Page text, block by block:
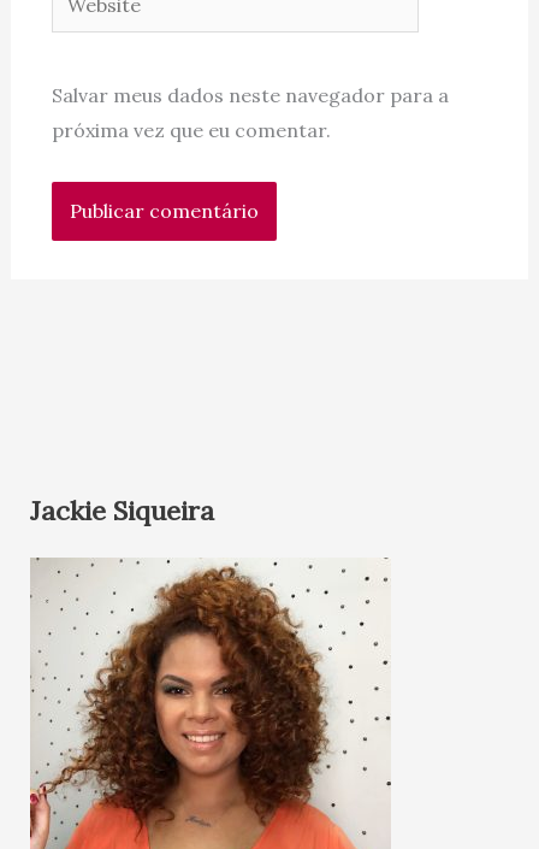
Salvar meus dados neste navegador para a
próxima vez que eu comentar.
Jackie Siqueira